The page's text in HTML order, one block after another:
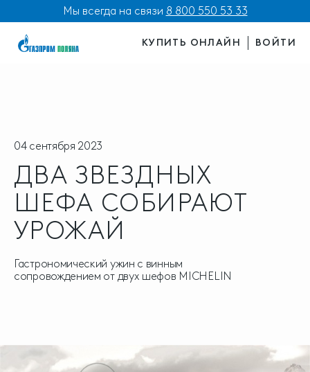
Мы всегда на связи 8 800 550 53 33
КУПИТЬ ОНЛАЙН ВОЙТИ
04 сентября 2023
ДВА ЗВЕЗДНЫХ
ШЕФА СОБИРАЮТ
УРОЖАЙ
Гастрономический ужин с винным
сопровождением от двух шефов MICHELIN